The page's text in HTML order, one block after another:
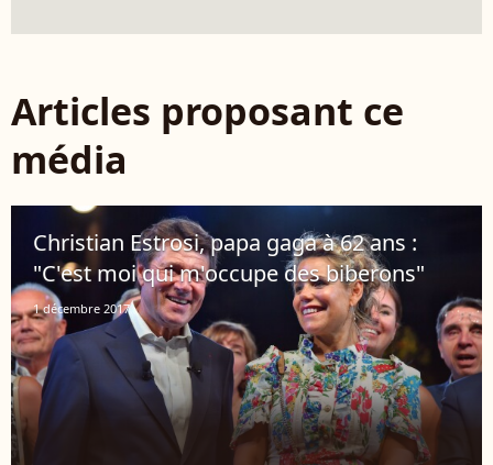
Articles proposant ce
média
Christian Estrosi, papa gaga à 62 ans :
"C'est moi qui m'occupe des biberons"
1 décembre 2017